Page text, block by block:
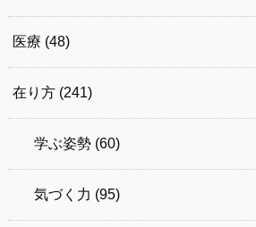
医療 (48)
在り方 (241)
学ぶ姿勢 (60)
気づく力 (95)